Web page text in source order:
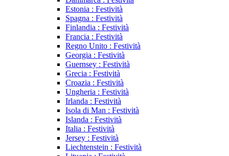
Estonia : Festività
Spagna : Festività
Finlandia : Festività
Francia : Festività
Regno Unito : Festività
Georgia : Festività
Guernsey : Festività
Grecia : Festività
Croazia : Festività
Ungheria : Festività
Irlanda : Festività
Isola di Man : Festività
Islanda : Festività
Italia : Festività
Jersey : Festività
Liechtenstein : Festività